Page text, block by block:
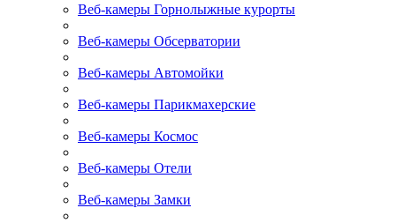
Веб-камеры Горнолыжные курорты
Веб-камеры Обсерватории
Веб-камеры Автомойки
Веб-камеры Парикмахерские
Веб-камеры Космос
Веб-камеры Отели
Веб-камеры Замки